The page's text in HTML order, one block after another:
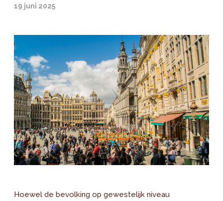
19 juni 2025
Hoewel de bevolking op gewestelijk niveau